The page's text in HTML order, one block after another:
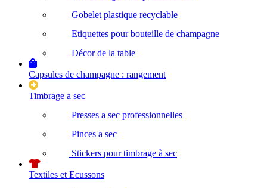
Gobelet plastique recyclable
Etiquettes pour bouteille de champagne
Décor de la table
Capsules de champagne : rangement
Timbrage a sec
Presses a sec professionnelles
Pinces a sec
Stickers pour timbrage à sec
Textiles et Ecussons